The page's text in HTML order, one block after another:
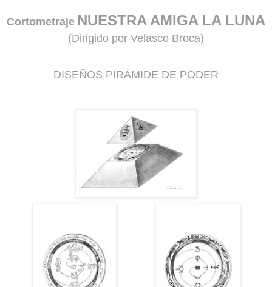
Cortometraje NUESTRA AMIGA LA LUNA
(Dirigido por Velasco Broca)
DISEÑOS PIRÁMIDE DE PODER